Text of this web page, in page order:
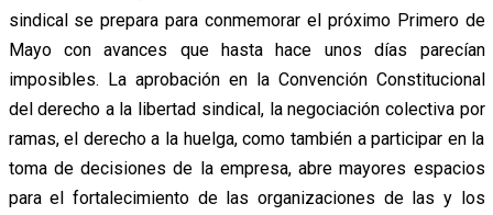
sindical se prepara para conmemorar el próximo Primero de
Mayo con avances que hasta hace unos días parecían
imposibles. La aprobación en la Convención Constitucional
del derecho a la libertad sindical, la negociación colectiva por
ramas, el derecho a la huelga, como también a participar en la
toma de decisiones de la empresa, abre mayores espacios
para el fortalecimiento de las organizaciones de las y los